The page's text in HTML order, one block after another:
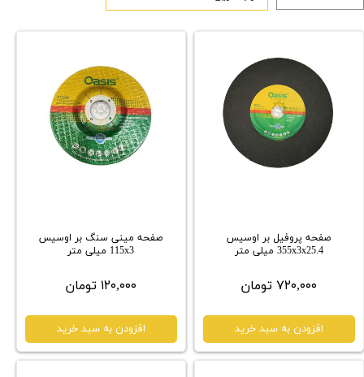
صفحه پروفیل بر اوسیس
355x3x25.4 میلی متر
۷۲۰,۰۰۰ تومان
افزودن به سبد خرید
صفحه مینی سنگ بر اوسیس
115x3 میلی متر
۱۲۰,۰۰۰ تومان
افزودن به سبد خرید